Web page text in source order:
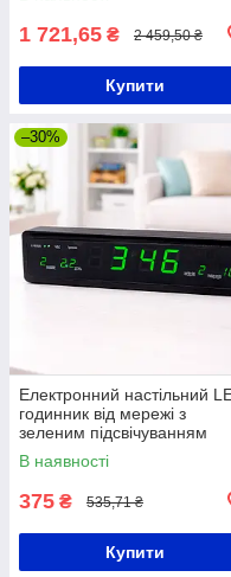
1 721,65 ₴ 2 459,50 ₴
Купити
–30%
Електронний настільний
годинник від мережі з
зеленим підсвічуванням
CAIXING CX-808 / Годинник
цифровий / Настільний
В наявності
375 ₴ 535,71 ₴
Купити